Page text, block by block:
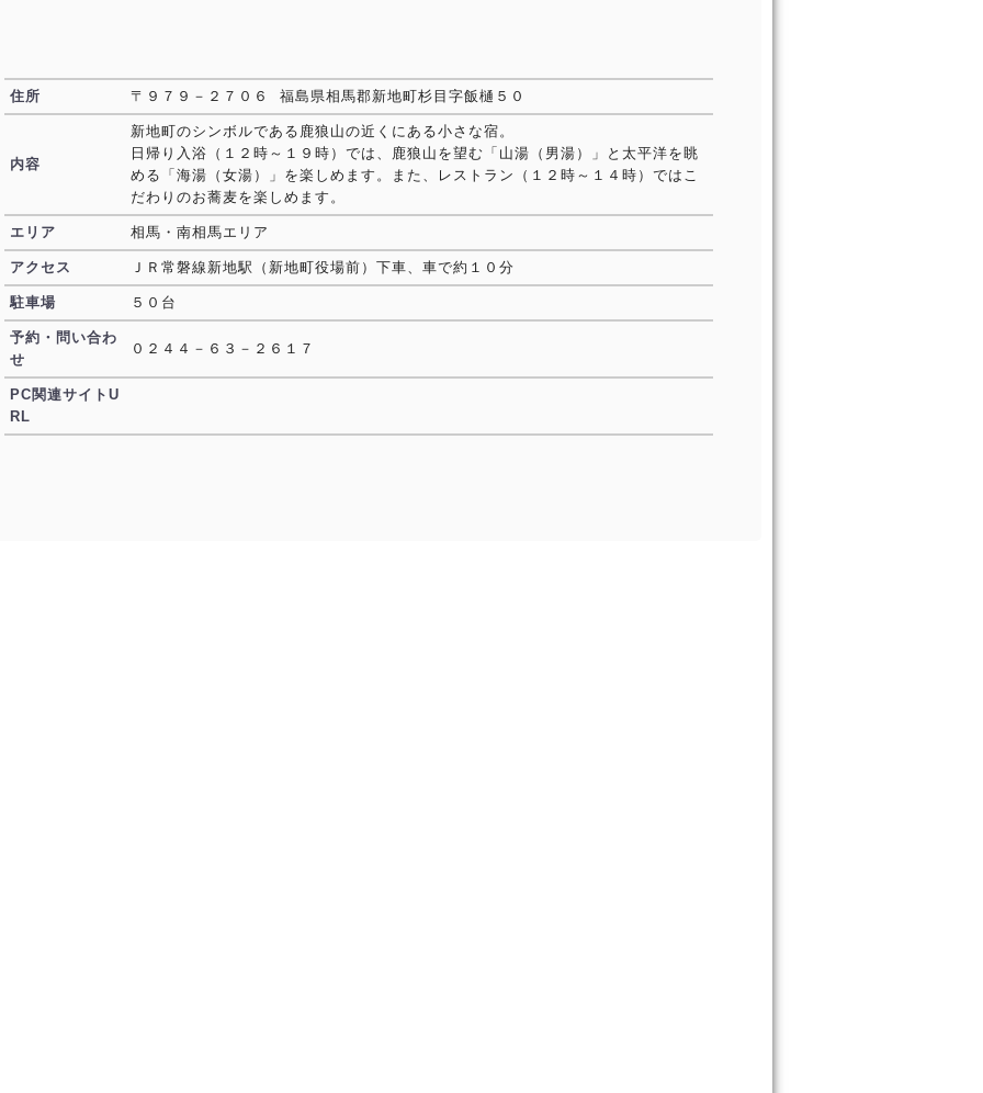
住所 〒９７９－２７０６ 福島県相馬郡新地町杉目字飯樋５０
内容
新地町のシンボルである鹿狼山の近くにある小さな宿。
日帰り入浴（１２時～１９時）では、鹿狼山を望む「山湯（男湯）」と太平洋を眺
める「海湯（女湯）」を楽しめます。また、レストラン（１２時～１４時）ではこ
だわりのお蕎麦を楽しめます。
エリア 相馬・南相馬エリア
アクセス ＪＲ常磐線新地駅（新地町役場前）下車、車で約１０分
駐車場 ５０台
予約・問い合わ
せ
０２４４－６３－２６１７
PC関連サイトU
RL